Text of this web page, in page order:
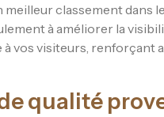
classement dans
à améliorer la
vos visiteurs, renforçant
qualité